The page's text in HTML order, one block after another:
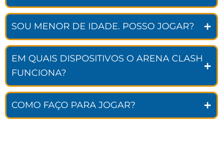
SOU MENOR DE IDADE. POSSO JOGAR?
EM QUAIS DISPOSITIVOS O ARENA CLASH
FUNCIONA?
COMO FAÇO PARA JOGAR?